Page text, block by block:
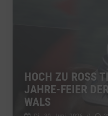
HOCH ZU ROSS
JAHRE-FEIER
WALS